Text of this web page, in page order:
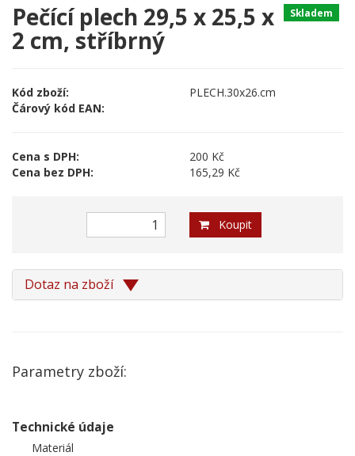
Skladem
Pečící plech 29,5 x 25,5 x
2 cm, stříbrný
Kód zboží:
PLECH.30x26.cm
Čárový kód EAN:
Cena s DPH:
200 Kč
Cena bez DPH:
165,29 Kč
Koupit
Dotaz na zboží
Parametry zboží:
Technické údaje
Materiál